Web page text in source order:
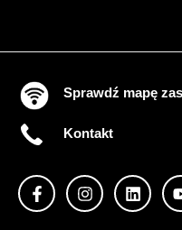
Sprawdź mapę
Kontakt